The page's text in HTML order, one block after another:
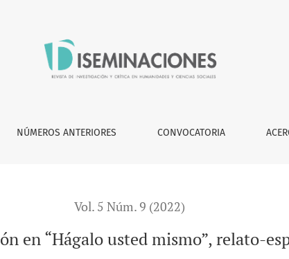
relato-espejo de David Miklos
NÚMEROS ANTERIORES CONVOCATORIA
Vol. 5 Núm. 9 (2022)
en “Hágalo usted mismo”, relato-